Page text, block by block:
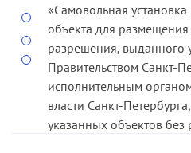
Данный довод получил
судов первой
согласился и суд
«Самовольная
объекта для
разрешения,
Правительством Санкт-
исполнительным
власти Санкт-
указанных объектов без